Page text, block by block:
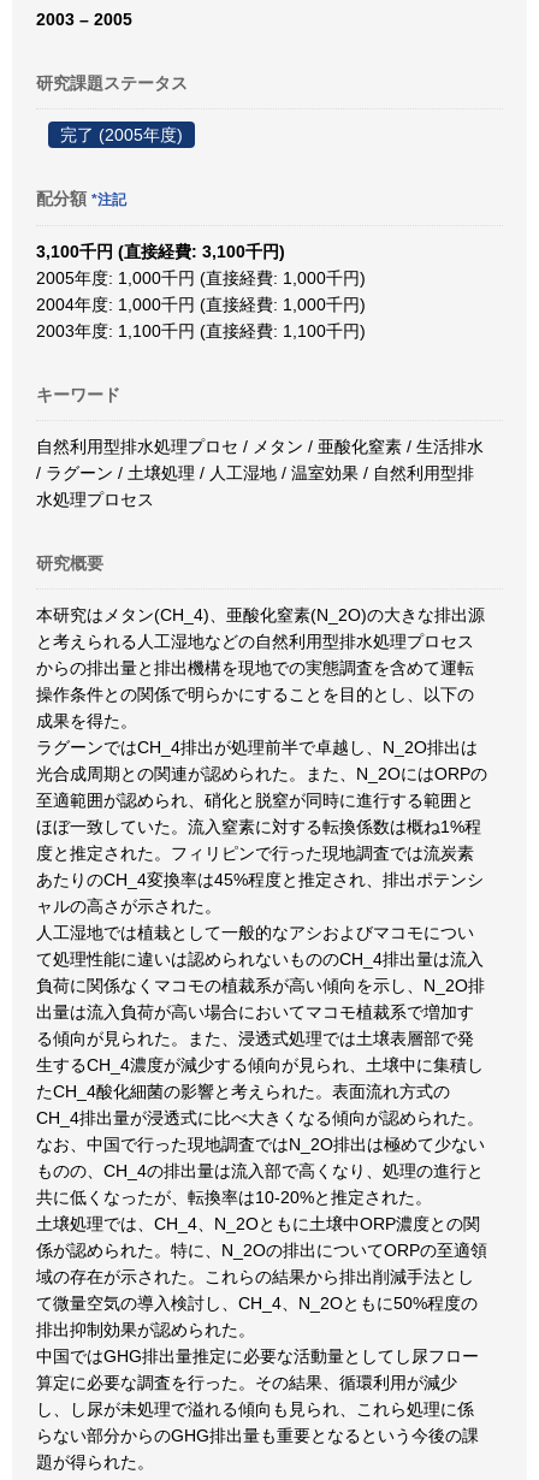
2003 – 2005
研究課題ステータス
完了 (2005年度)
配分額 *注記
3,100千円 (直接経費: 3,100千円)
2005年度: 1,000千円 (直接経費: 1,000千円)
2004年度: 1,000千円 (直接経費: 1,000千円)
2003年度: 1,100千円 (直接経費: 1,100千円)
キーワード
自然利用型排水処理プロセ / メタン / 亜酸化窒素 / 生活排水
/ ラグーン / 土壌処理 / 人工湿地 / 温室効果 / 自然利用型排
水処理プロセス
研究概要
本研究はメタン(CH_4)、亜酸化窒素(N_2O)の大きな排出源
と考えられる人工湿地などの自然利用型排水処理プロセス
からの排出量と排出機構を現地での実態調査を含めて運転
操作条件との関係で明らかにすることを目的とし、以下の
成果を得た。
ラグーンではCH_4排出が処理前半で卓越し、N_2O排出は
光合成周期との関連が認められた。また、N_2OにはORPの
至適範囲が認められ、硝化と脱窒が同時に進行する範囲と
ほぼ一致していた。流入窒素に対する転換係数は概ね1%程
度と推定された。フィリピンで行った現地調査では流炭素
あたりのCH_4変換率は45%程度と推定され、排出ポテンシ
ャルの高さが示された。
人工湿地では植栽として一般的なアシおよびマコモについ
て処理性能に違いは認められないもののCH_4排出量は流入
負荷に関係なくマコモの植裁系が高い傾向を示し、N_2O排
出量は流入負荷が高い場合においてマコモ植裁系で増加す
る傾向が見られた。また、浸透式処理では土壌表層部で発
生するCH_4濃度が減少する傾向が見られ、土壌中に集積し
たCH_4酸化細菌の影響と考えられた。表面流れ方式の
CH_4排出量が浸透式に比べ大きくなる傾向が認められた。
なお、中国で行った現地調査ではN_2O排出は極めて少ない
ものの、CH_4の排出量は流入部で高くなり、処理の進行と
共に低くなったが、転換率は10-20%と推定された。
土壌処理では、CH_4、N_2Oともに土壌中ORP濃度との関
係が認められた。特に、N_2Oの排出についてORPの至適領
域の存在が示された。これらの結果から排出削減手法とし
て微量空気の導入検討し、CH_4、N_2Oともに50%程度の
排出抑制効果が認められた。
中国ではGHG排出量推定に必要な活動量としてし尿フロー
算定に必要な調査を行った。その結果、循環利用が減少
し、し尿が未処理で溢れる傾向も見られ、これら処理に係
らない部分からのGHG排出量も重要となるという今後の課
題が得られた。